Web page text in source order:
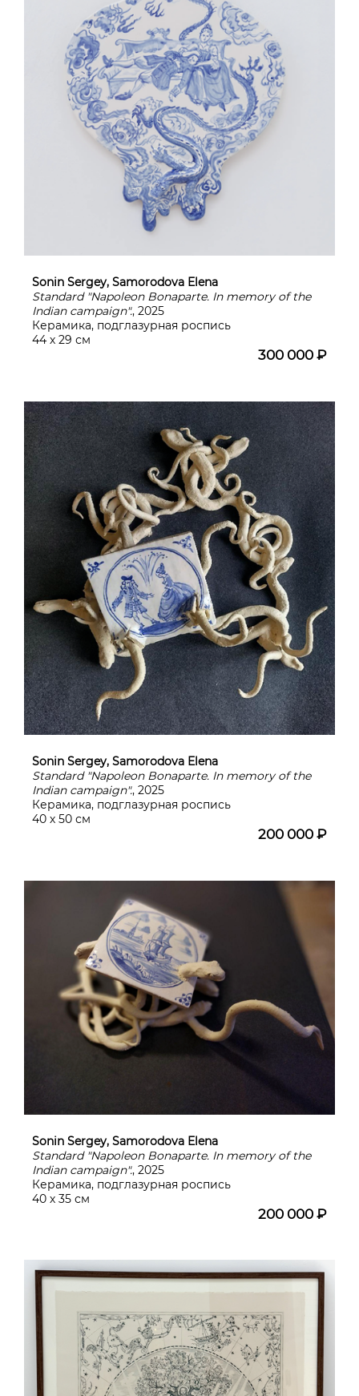
Sonin Sergey, Samorodova Elena
Standard "Napoleon Bonaparte. In memory of the
Indian campaign"., 2025
Керамика, подглазурная роспись
44 х 29 см
300 000 ₽
Sonin Sergey, Samorodova Elena
Standard "Napoleon Bonaparte. In memory of the
Indian campaign"., 2025
Керамика, подглазурная роспись
40 х 50 см
200 000 ₽
Sonin Sergey, Samorodova Elena
Standard "Napoleon Bonaparte. In memory of the
Indian campaign"., 2025
Керамика, подглазурная роспись
40 х 35 см
200 000 ₽